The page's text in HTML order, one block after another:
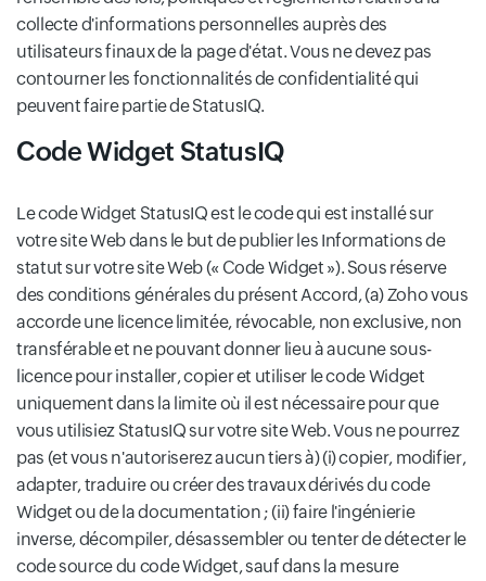
collecte d'informations personnelles auprès des
utilisateurs finaux de la page d'état. Vous ne devez pas
contourner les fonctionnalités de confidentialité qui
peuvent faire partie de StatusIQ.
Code Widget StatusIQ
Le code Widget StatusIQ est le code qui est installé sur
votre site Web dans le but de publier les Informations de
statut sur votre site Web (« Code Widget »). Sous réserve
des conditions générales du présent Accord, (a) Zoho vous
accorde une licence limitée, révocable, non exclusive, non
transférable et ne pouvant donner lieu à aucune sous-
licence pour installer, copier et utiliser le code Widget
uniquement dans la limite où il est nécessaire pour que
vous utilisiez StatusIQ sur votre site Web. Vous ne pourrez
pas (et vous n'autoriserez aucun tiers à) (i) copier, modifier,
adapter, traduire ou créer des travaux dérivés du code
Widget ou de la documentation ; (ii) faire l'ingénierie
inverse, décompiler, désassembler ou tenter de détecter le
code source du code Widget, sauf dans la mesure